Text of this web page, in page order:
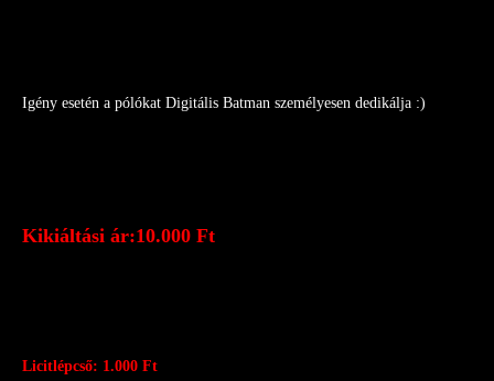
Igény esetén a pólókat Digitális Batman személyesen dedikálja :)
Kikiáltási ár:10.000 Ft
Licitlépcső: 1.000 Ft